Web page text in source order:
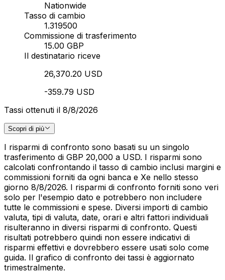
Nationwide
Tasso di cambio
1.319500
Commissione di trasferimento
15.00 GBP
Il destinatario riceve
26,370.20 USD
-359.79 USD
Tassi ottenuti il 8/8/2026
Scopri di più
I risparmi di confronto sono basati su un singolo
trasferimento di GBP 20,000 a USD. I risparmi sono
calcolati confrontando il tasso di cambio inclusi margini e
commissioni forniti da ogni banca e Xe nello stesso
giorno 8/8/2026. I risparmi di confronto forniti sono veri
solo per l'esempio dato e potrebbero non includere
tutte le commissioni e spese. Diversi importi di cambio
valuta, tipi di valuta, date, orari e altri fattori individuali
risulteranno in diversi risparmi di confronto. Questi
risultati potrebbero quindi non essere indicativi di
risparmi effettivi e dovrebbero essere usati solo come
guida. Il grafico di confronto dei tassi è aggiornato
trimestralmente.